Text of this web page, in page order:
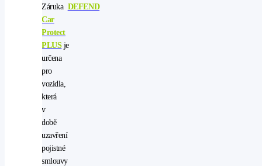
Záruka DEFEND
Car
Protect
PLUSje
určena
pro
vozidla,
která
v
době
uzavření
pojistné
smlouvy